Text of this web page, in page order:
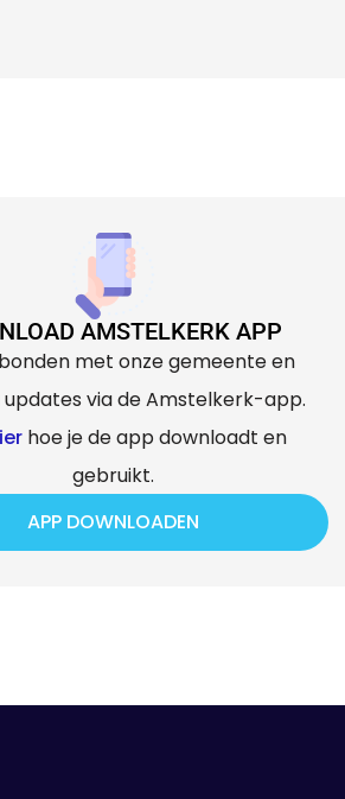
AMSTELKERK APP
met onze gemeente en
via de Amstelkerk-app.
hoe je de app downloadt en
gebruikt.
APP DOWNLOADEN